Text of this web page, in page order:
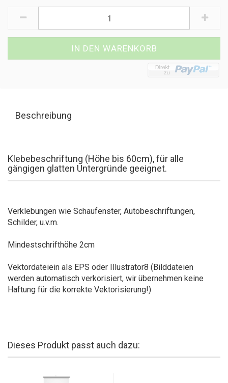
Beschreibung
Klebebeschriftung (Höhe bis 60cm), für alle
gängigen glatten Untergründe geeignet.
Verklebungen wie Schaufenster, Autobeschriftungen,
Schilder, u.v.m.
Mindestschrifthöhe 2cm
Vektordateiein als EPS oder Illustrator8 (Bilddateien
werden automatisch verkorisiert, wir übernehmen keine
Haftung für die korrekte Vektorisierung!)
Dieses Produkt passt auch dazu: